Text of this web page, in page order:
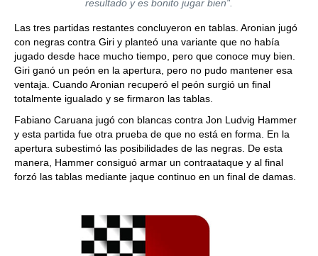
resultado y es bonito jugar bien".
Las tres partidas restantes concluyeron en tablas. Aronian jugó
con negras contra Giri y planteó una variante que no había
jugado desde hace mucho tiempo, pero que conoce muy bien.
Giri ganó un peón en la apertura, pero no pudo mantener esa
ventaja. Cuando Aronian recuperó el peón surgió un final
totalmente igualado y se firmaron las tablas.
Fabiano Caruana jugó con blancas contra Jon Ludvig Hammer
y esta partida fue otra prueba de que no está en forma. En la
apertura subestimó las posibilidades de las negras. De esta
manera, Hammer consiguó armar un contraataque y al final
forzó las tablas mediante jaque continuo en un final de damas.